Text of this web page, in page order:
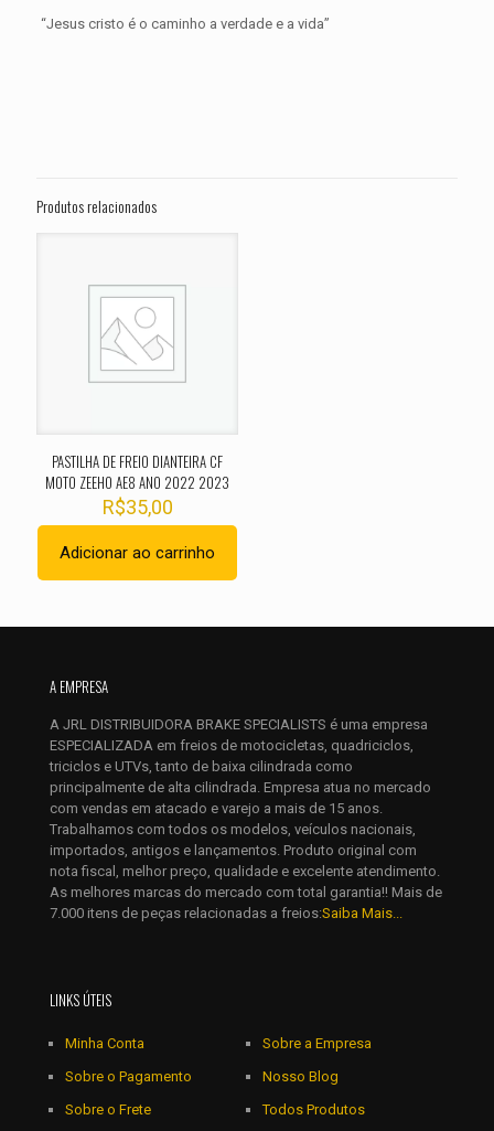
“Jesus cristo é o caminho a verdade e a vida”
ANO 2024”
obrigatórios são marcados com
Sua avaliação
1 de 5
2 de 5
mail
*
Salvar meus dados neste navegador para a próxima vez que
eu comentar.
Produtos relacionados
PASTILHA DE FREIO DIANTEIRA CF
MOTO ZEEHO AE8 ANO 2022 2023
R$35,00
Adicionar ao carrinho
A EMPRESA
A JRL DISTRIBUIDORA BRAKE SPECIALISTS é uma empresa
ESPECIALIZADA em freios de motocicletas, quadriciclos,
triciclos e UTVs, tanto de baixa cilindrada como
principalmente de alta cilindrada. Empresa atua no mercado
com vendas em atacado e varejo a mais de 15 anos.
Trabalhamos com todos os modelos, veículos nacionais,
importados, antigos e lançamentos. Produto original com
nota fiscal, melhor preço, qualidade e excelente atendimento.
As melhores marcas do mercado com total garantia!! Mais de
7.000 itens de peças relacionadas a freios:Saiba Mais...
LINKS ÚTEIS
Minha Conta
Sobre o Pagamento
Sobre o Frete
Sobre a Empresa
Nosso Blog
Todos Produtos